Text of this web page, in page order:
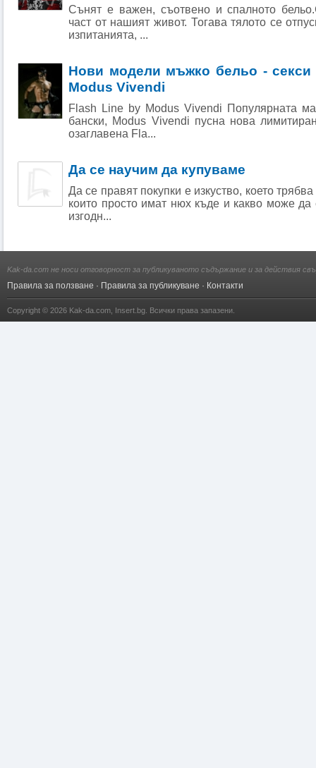
Сънят е важен, съотвено и спалното
част от нашият живот. Тогава тялото се
изпитанията, ...
Нови модели мъжко бельо - секси
Modus Vivendi
Flash Line by Modus Vivendi Популярната
бански, Modus Vivendi пусна нова
озаглавена Fla...
Да се научим да купуваме
Да се правят покупки е изкуство, което
които просто имат нюх къде и какво може
изгодн...
Kak-da.com не носи отговорност за публикуваното съдържание и за действия
Правила за ползване · Правила за публикуване · Контакти
Copyright © 2026 Kak-da.com Insert.bg . Всички права запазени.